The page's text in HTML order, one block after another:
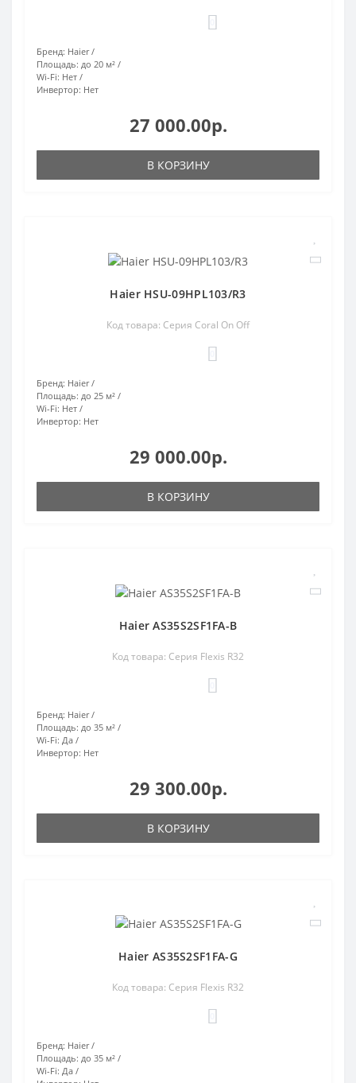
Бренд: Haier
Площадь: до 20 м²
Wi-Fi: Нет
Инвертор: Нет
27 000.00р.
В КОРЗИНУ
Haier HSU-09HPL103/R3
Код товара: Серия Coral On Off
Бренд: Haier
Площадь: до 25 м²
Wi-Fi: Нет
Инвертор: Нет
29 000.00р.
В КОРЗИНУ
Haier AS35S2SF1FA-B
Код товара: Серия Flexis R32
Бренд: Haier
Площадь: до 35 м²
Wi-Fi: Да
Инвертор: Нет
29 300.00р.
В КОРЗИНУ
Haier AS35S2SF1FA-G
Код товара: Серия Flexis R32
Бренд: Haier
Площадь: до 35 м²
Wi-Fi: Да